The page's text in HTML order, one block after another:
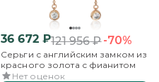
36 672₽121 956₽-70%
Серьги с английским замком из
красного золота с фианитом
Нет оценок